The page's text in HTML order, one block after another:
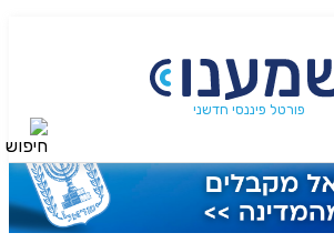
פורטל פיננסי חדשני
חיפוש